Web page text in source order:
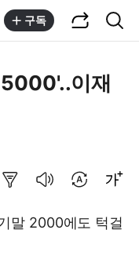
구독
5000'..이재
말 2000에도 턱걸